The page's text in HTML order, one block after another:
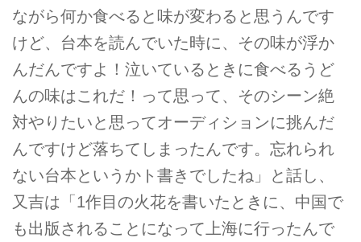
ながら何か食べると味が変わると思うんです
けど、台本を読んでいた時に、その味が浮か
んだんですよ！泣いているときに食べるうど
んの味はこれだ！って思って、そのシーン絶
対やりたいと思ってオーディションに挑んだ
んですけど落ちてしまったんです。忘れられ
ない台本というかト書きでしたね」と話し、
又吉は「1作目の火花を書いたときに、中国で
も出版されることになって上海に行ったんで